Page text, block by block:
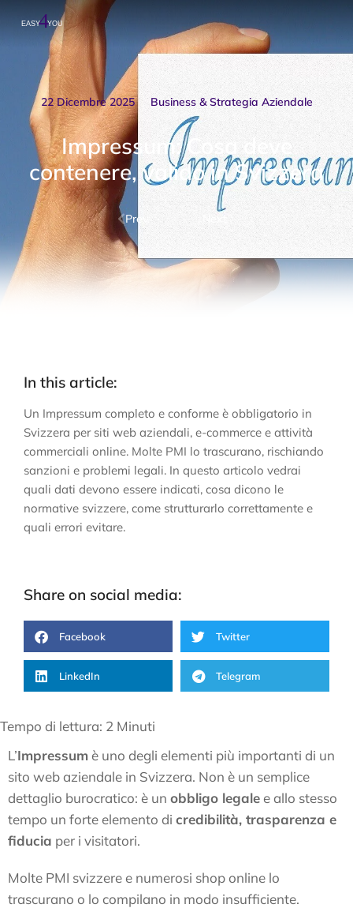
22 Dicembre 2025 Business & Strategia Aziendale
Impressum: Cosa deve
contenere, valido in Svizzera
Prev. Next
Tempo di lettura: 2 Minuti
L’Impressumè uno degli elementi più importanti di un
sito web aziendale in Svizzera. Non è un semplice
dettaglio burocratico: è un obbligo legalee allo stesso
tempo un forte elemento di credibilità, trasparenza e
fiducia per i visitatori.
Molte PMI svizzere e numerosi shop online lo
trascurano o lo compilano in modo insufficiente.
In this article:
Un Impressum completo e conforme è obbligatorio in
Svizzera per siti web aziendali, e-commerce e attività
commerciali online. Molte PMI lo trascurano, rischiando
sanzioni e problemi legali. In questo articolo vedrai
quali dati devono essere indicati, cosa dicono le
normative svizzere, come strutturarlo correttamente e
quali errori evitare.
Share on social media:
Facebook Twitter
LinkedIn Telegram